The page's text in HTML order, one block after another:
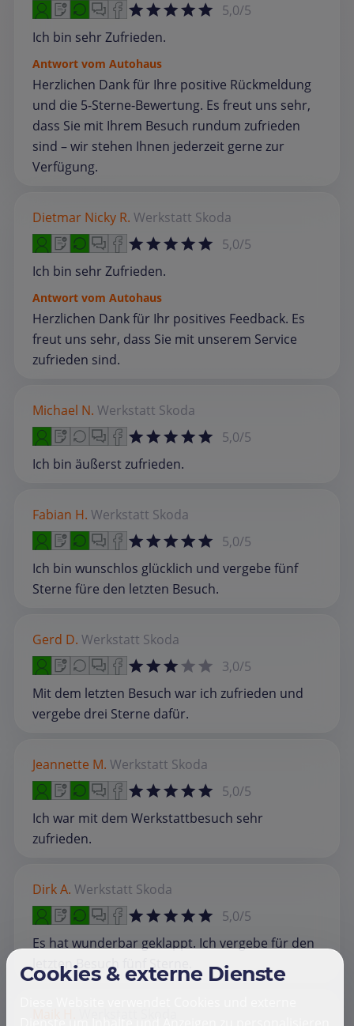
5,0/5
Ich bin sehr Zufrieden.
Antwort vom Autohaus
Herzlichen Dank für Ihre positive Rückmeldung
und die 5‑Sterne‑Bewertung. Es freut uns sehr,
dass Sie mit Ihrem Besuch rundum zufrieden
sind – wir stehen Ihnen jederzeit gerne zur
Verfügung.
Dietmar Nicky R. Werkstatt Skoda
5,0/5
Ich bin sehr Zufrieden.
Antwort vom Autohaus
Herzlichen Dank für Ihr positives Feedback. Es
freut uns sehr, dass Sie mit unserem Service
zufrieden sind.
Michael N. Werkstatt Skoda
5,0/5
Ich bin äußerst zufrieden.
Fabian H. Werkstatt Skoda
5,0/5
Ich bin wunschlos glücklich und vergebe fünf
Sterne füre den letzten Besuch.
Gerd D. Werkstatt Skoda
3,0/5
Mit dem letzten Besuch war ich zufrieden und
vergebe drei Sterne dafür.
Jeannette M. Werkstatt Skoda
5,0/5
Ich war mit dem Werkstattbesuch sehr
zufrieden.
Dirk A. Werkstatt Skoda
5,0/5
Es hat wunderbar geklappt. Ich vergebe für den
letzten Besuch fünf Sterne.
Cookies & externe Dienste
Dienste um Inhalte und Anzeigen zu personalisieren